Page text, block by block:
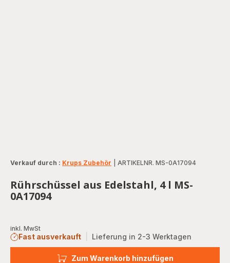
Verkauf durch : Krups Zubehör ARTIKELNR. MS-0A17094
Rührschüssel aus Edelstahl, 4 l MS-
0A17094
inkl. MwSt
Fast ausverkauft Lieferung in 2-3 Werktagen
Zum Warenkorb hinzufügen